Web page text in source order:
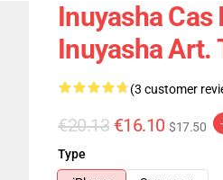
Inuyasha Cas
Inuyasha Art.
(3 customer
€20.13 €16.10 $17.50
Type